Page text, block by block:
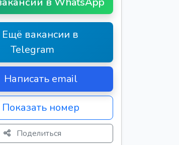
Ещё вакансии в
Telegram
Написать email
Показать номер
Поделиться